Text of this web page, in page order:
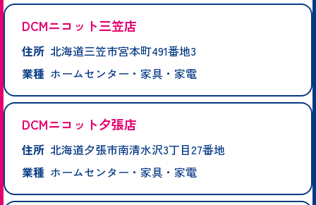
DCMニコット三笠店
住所 北海道三笠市宮本町491番地3
業種 ホームセンター・家具・家電
DCMニコット夕張店
住所 北海道夕張市南清水沢3丁目27番地
業種 ホームセンター・家具・家電